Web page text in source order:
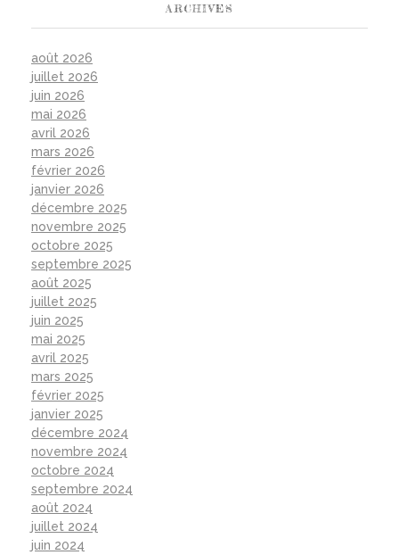
ARCHIVES
août 2026
juillet 2026
juin 2026
mai 2026
avril 2026
mars 2026
février 2026
janvier 2026
décembre 2025
novembre 2025
octobre 2025
septembre 2025
août 2025
juillet 2025
juin 2025
mai 2025
avril 2025
mars 2025
février 2025
janvier 2025
décembre 2024
novembre 2024
octobre 2024
septembre 2024
août 2024
juillet 2024
juin 2024